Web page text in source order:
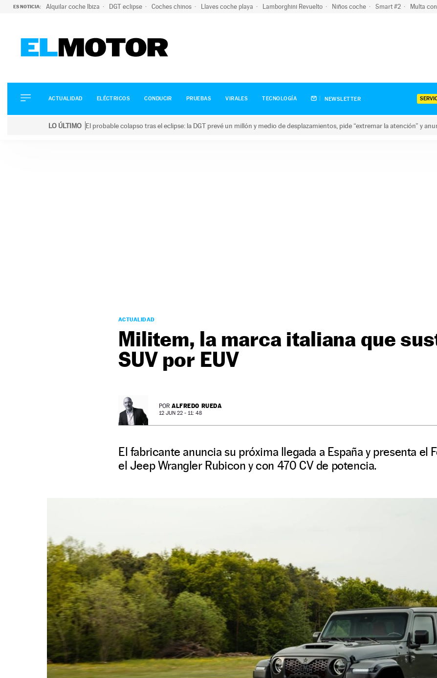
ES NOTICIA: Alquilar coche Ibiza DGT eclipse Coches chinos Llaves coche playa Lamborghini Revuelto Niños coche Smart #2 Multa
ELÉCTRICOS
CONDUCIR
ACTUALIDAD ELÉCTRICOS CONDUCIR PRUEBAS VIRALES TECNOLOGÍA NEWSLETTER
LO ÚLTIMO El probable colapso tras el eclipse: la DGT prevé un millón y medio de desplazamientos, pide “extremar la atención” y
ACTUALIDAD
Militem, la marca italiana que
SUV por EUV
POR ALFREDO RUEDA
12 JUN 22 - 11: 48
El fabricante anuncia su próxima llegada a España y presenta el
el Jeep Wrangler Rubicon y con 470 CV de potencia.